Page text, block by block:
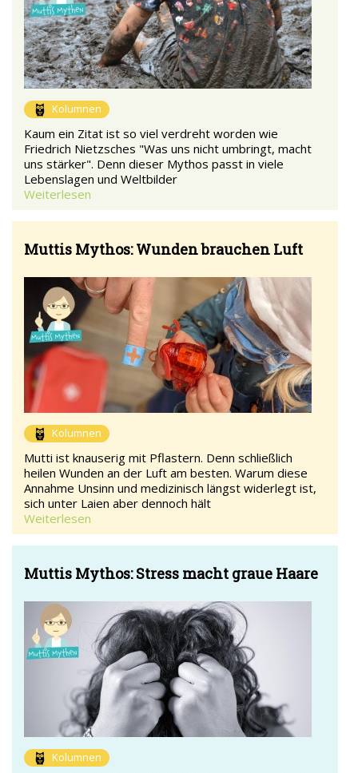
Kolumnen
Kaum ein Zitat ist so viel verdreht worden wie
Friedrich Nietzsches "Was uns nicht umbringt, macht
uns stärker". Denn dieser Mythos passt in viele
Lebenslagen und Weltbilder
Weiterlesen
Muttis Mythos: Wunden brauchen Luft
Kolumnen
Mutti ist knauserig mit Pflastern. Denn schließlich
heilen Wunden an der Luft am besten. Warum diese
Annahme Unsinn und medizinisch längst widerlegt ist,
sich unter Laien aber dennoch hält
Weiterlesen
Muttis Mythos: Stress macht graue Haare
Kolumnen